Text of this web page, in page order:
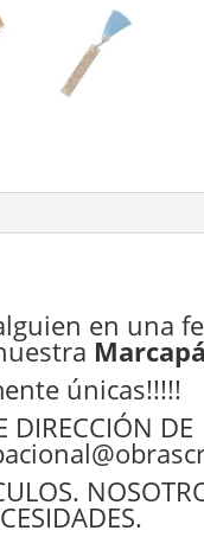
en una
únicas!!!!!
DIRECCIÓN DE